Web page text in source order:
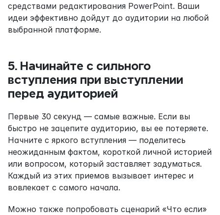
средствами редактирования PowerPoint. Ваши
идеи эффективно дойдут до аудитории на любой
выбранной платформе.
5. Начинайте с сильного
вступления при выступлении
перед аудиторией
Первые 30 секунд — самые важные. Если вы
быстро не зацепите аудиторию, вы ее потеряете.
Начните с яркого вступления — поделитесь
неожиданным фактом, короткой личной историей
или вопросом, который заставляет задуматься.
Каждый из этих приемов вызывает интерес и
вовлекает с самого начала.
Можно также попробовать сценарий «Что если»